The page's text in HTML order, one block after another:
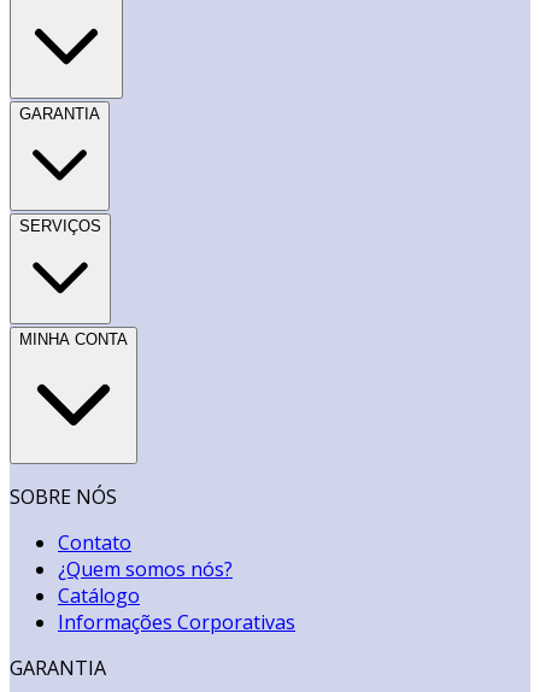
GARANTIA
SERVIÇOS
MINHA CONTA
SOBRE NÓS
Contato
¿Quem somos nós?
Catálogo
Informações Corporativas
GARANTIA